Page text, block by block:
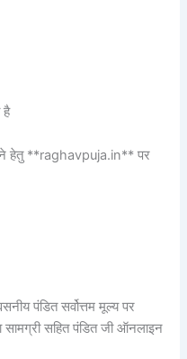
है
हेतु **raghavpuja.in** पर
पंडित सर्वोत्तम मूल्य पर
सहित पंडित जी ऑनलाइन